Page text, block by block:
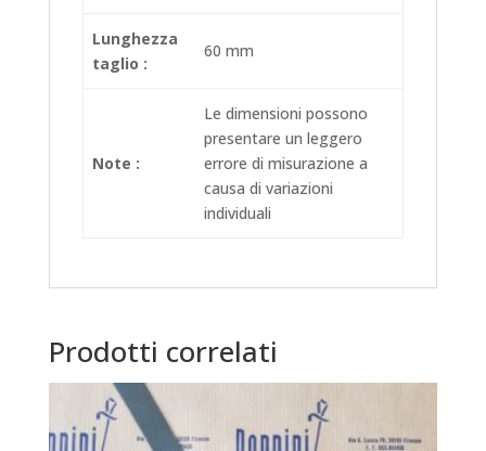
Lunghezza
taglio :
60 mm
Note :
Le dimensioni possono
presentare un leggero
errore di misurazione a
causa di variazioni
individuali
Prodotti correlati